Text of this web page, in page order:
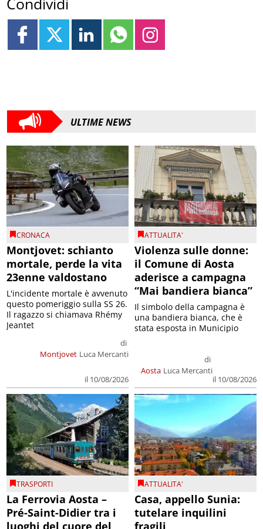
ULTIME NEWS
CRONACA
Montjovet: schianto
mortale, perde la vita
23enne valdostano
Montjovet
di
Luca Mercanti
il 10/08/2026
L'incidente mortale è avvenuto
questo pomeriggio sulla SS 26.
Il ragazzo si chiamava Rhémy
Jeantet
ATTUALITA'
Violenza sulle donne:
il Comune di Aosta
aderisce a campagna
“Mai bandiera bianca”
Aosta
di
Luca Mercanti
il 10/08/2026
Il simbolo della campagna è
una bandiera bianca, che è
stata esposta in Municipio
TRASPORTI
La Ferrovia Aosta –
Pré-Saint-Didier tra i
luoghi del cuore del
ATTUALITA'
Casa, appello Sunia:
tutelare inquilini
fragili